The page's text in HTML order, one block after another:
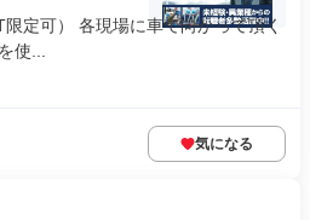
定可） 各現場に車で向かって頂く
使...
気になる